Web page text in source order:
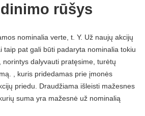
rūšys
nominalia verte, t. Y. Už naujų akcijų
taip pat gali būti padaryta nominalia tokiu
norintys dalyvauti pratęsime, turėtų
, kuris pridedamas prie įmonės
priedu. Draudžiama išleisti mažesnes
suma yra mažesnė už nominalią